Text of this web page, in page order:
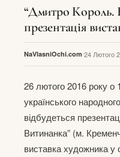
“Дмитро Король.
презентація
NaVlasniOchi.com 24 Лютого
26 лютого 2016 року о
українського
відбудеться
Витинанка” (м.
виставка художника у